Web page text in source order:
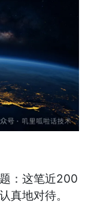
：这笔近200
真地对待。